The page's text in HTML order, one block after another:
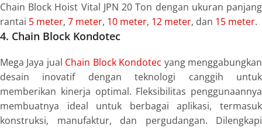
Chain Block Hoist Vital JPN 20 Ton dengan ukuran panjang
rantai 5 meter, 7 meter, 10 meter, 12 meter, dan 15 meter.
4. Chain Block Kondotec
Mega Jaya jual Chain Block Kondotec yang menggabungkan
desain inovatif dengan teknologi canggih untuk
memberikan kinerja optimal. Fleksibilitas penggunaannya
membuatnya ideal untuk berbagai aplikasi, termasuk
konstruksi, manufaktur, dan pergudangan. Dilengkapi